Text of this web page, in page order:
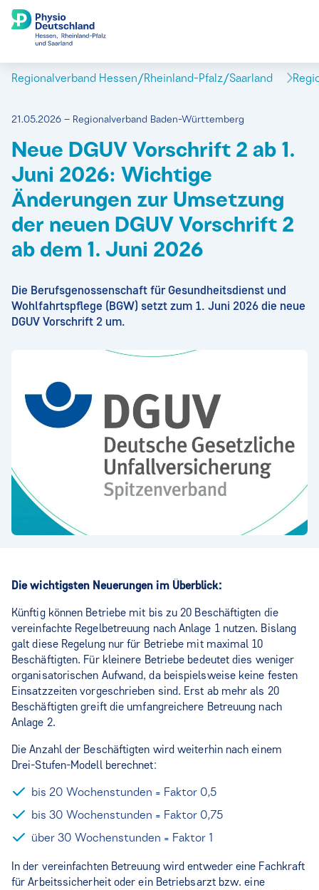
Regionalverband Hessen/Rheinland-Pfalz/Saarland
21.05.2026 – Regionalverband Baden-Württemberg
Neue DGUV Vorschrift 2 ab 1.
Juni 2026: Wichtige
Änderungen zur Umsetzung
der neuen DGUV Vorschrift 2
ab dem 1. Juni 2026
Die Berufsgenossenschaft für Gesundheitsdienst und
Wohlfahrtspflege (BGW) setzt zum 1. Juni 2026 die neue
DGUV Vorschrift 2 um.
Die wichtigsten Neuerungen im Überblick:
Künftig können Betriebe mit bis zu 20 Beschäftigten die
vereinfachte Regelbetreuung nach Anlage 1 nutzen. Bislang
galt diese Regelung nur für Betriebe mit maximal 10
Beschäftigten. Für kleinere Betriebe bedeutet dies weniger
organisatorischen Aufwand, da beispielsweise keine festen
Einsatzzeiten vorgeschrieben sind. Erst ab mehr als 20
Beschäftigten greift die umfangreichere Betreuung nach
Anlage 2.
Die Anzahl der Beschäftigten wird weiterhin nach einem
Drei-Stufen-Modell berechnet:
bis 20 Wochenstunden = Faktor 0,5
bis 30 Wochenstunden = Faktor 0,75
über 30 Wochenstunden = Faktor 1
In der vereinfachten Betreuung wird entweder eine Fachkraft
für Arbeitssicherheit oder ein Betriebsarzt bzw. eine